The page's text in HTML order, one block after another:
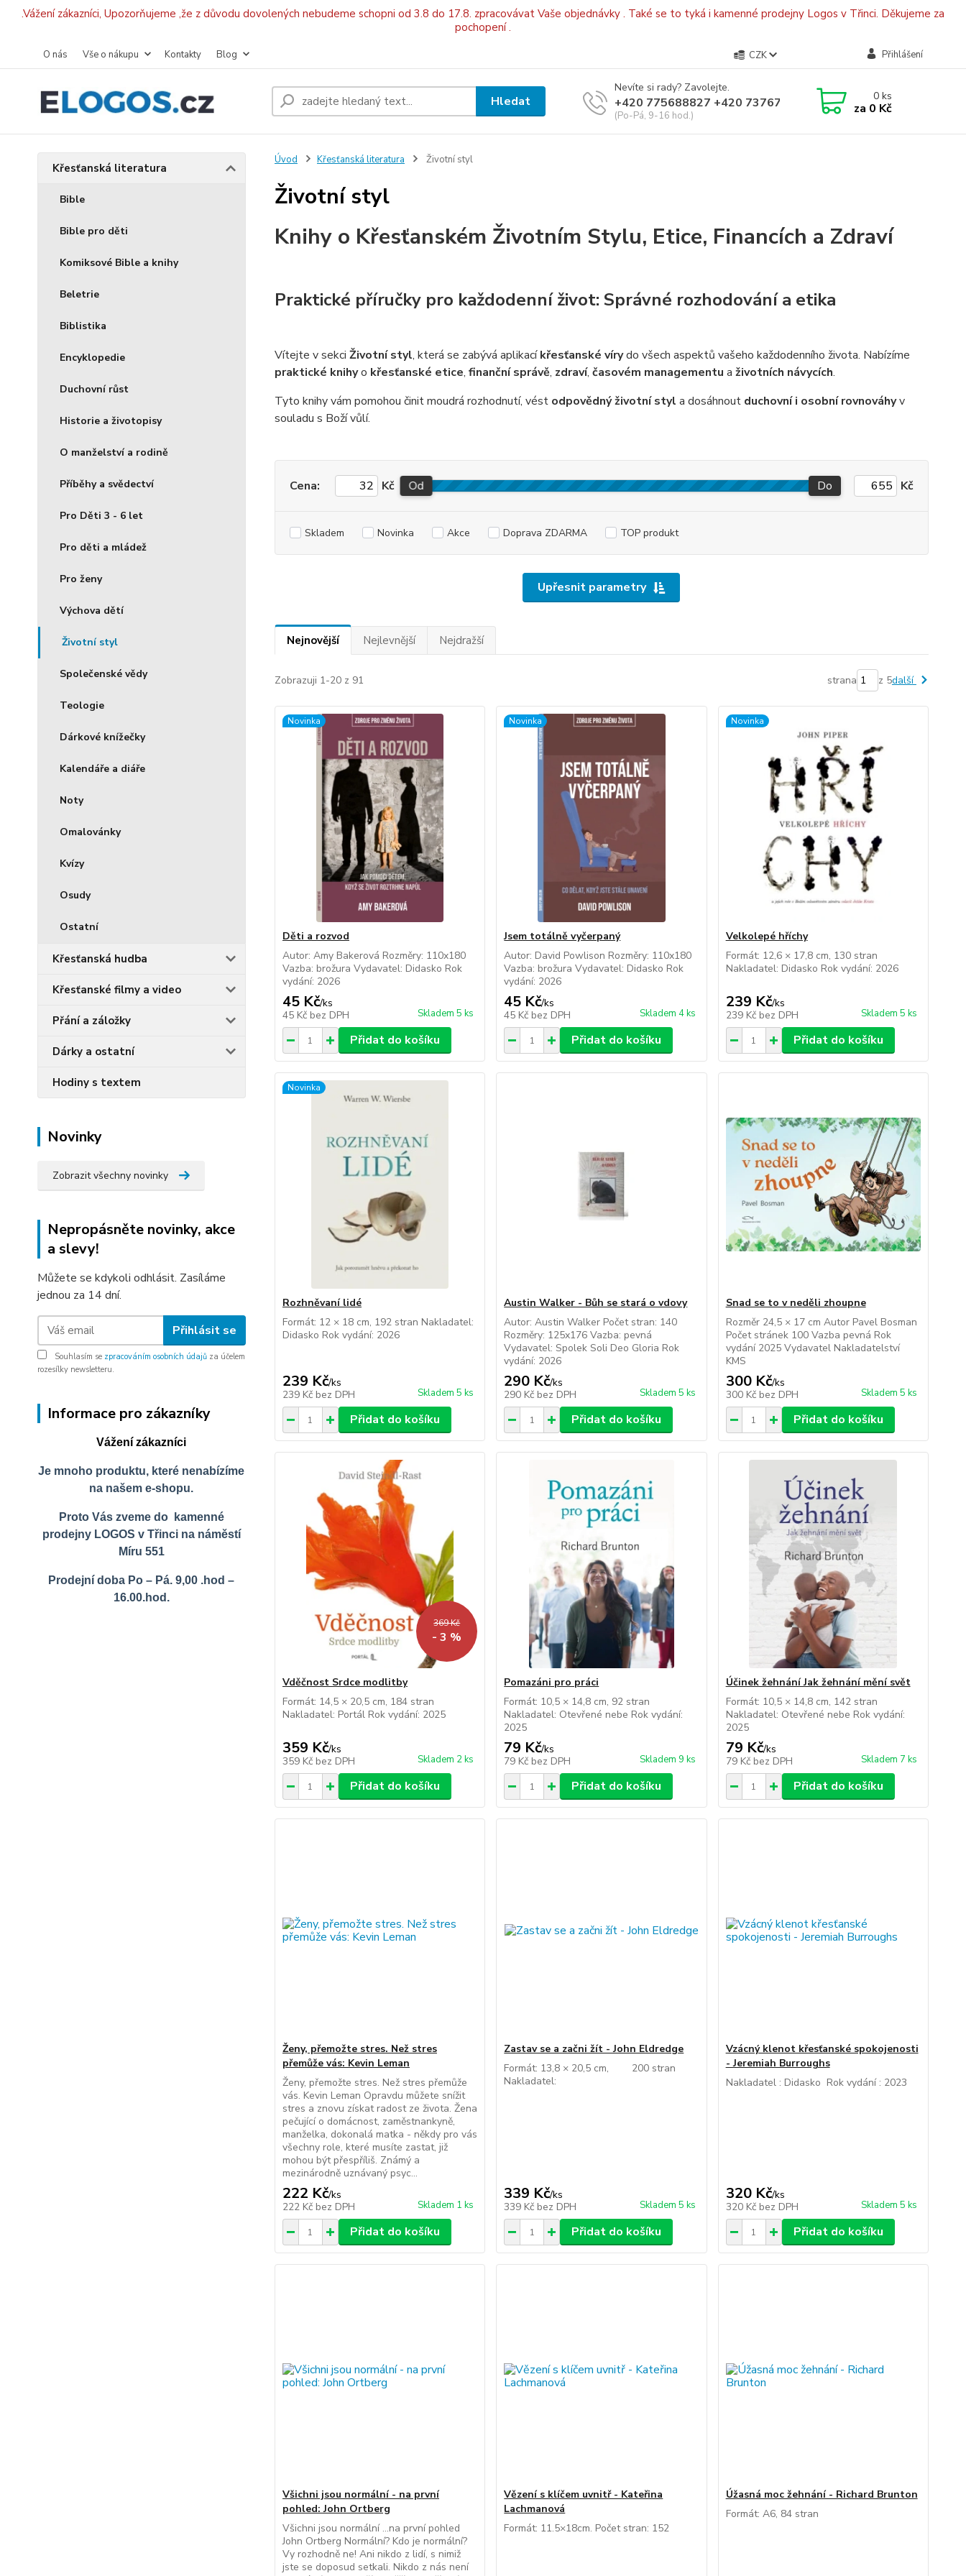
.Vážení zákazníci, Upozorňujeme ,že z důvodu dovolených nebudeme schopni od 3.8 do 17.8. zpracovávat Vaše objednávky . Také se to tyká i kamenné prodejny Logos v Třinci. Děkujeme za
pochopení .
O nás Vše o nákupu Kontakty Blog CZK Přihlášení
Hledat
Nevíte si rady? Zavolejte.
+420 775688827 +420 737670415
(Po-Pá, 9-16 hod.)
0ks
za 0 Kč
Křesťanská literatura
Bible
Bible pro děti
Komiksové Bible a knihy
Beletrie
Biblistika
Encyklopedie
Duchovní růst
Historie a životopisy
O manželství a rodině
Příběhy a svědectví
Pro Děti 3 - 6 let
Pro děti a mládež
Pro ženy
Výchova dětí
Životní styl
Společenské vědy
Teologie
Dárkové knížečky
Kalendáře a diáře
Noty
Omalovánky
Kvízy
Osudy
Ostatní
Křesťanská hudba
Křesťanské filmy a video
Přání a záložky
Dárky a ostatní
Hodiny s textem
Novinky
Zobrazit všechny novinky
Nepropásněte novinky, akce
a slevy!
Můžete se kdykoli odhlásit. Zasíláme
jednou za 14 dní.
Přihlásit se
Souhlasím se zpracováním osobních údajů za účelem
rozesílky newsletteru.
Informace pro zákazníky
Vážení zákazníci
Je mnoho produktu, které nenabízíme
na našem e-shopu.
Proto Vás zveme do kamenné
prodejny LOGOS v Třinci na náměstí
Míru 551
Prodejní doba Po – Pá. 9,00 .hod –
16.00.hod.
Úvod Křesťanská literatura Životní styl
Životní styl
Knihy o Křesťanském Životním Stylu, Etice, Financích a Zdraví
Praktické příručky pro každodenní život: Správné rozhodování a etika
Vítejte v sekci Životní styl, která se zabývá aplikacíkřesťanské vírydo všech aspektů vašeho každodenního života. Nabízíme
praktické knihyo křesťanské etice, finanční správě, zdraví, časovém managementu a životních návycích.
Tyto knihy vám pomohou činit moudrá rozhodnutí, vést odpovědný životní styl a dosáhnout duchovní i osobní rovnováhyv
souladu s Boží vůlí.
Upřesnit parametry
Cena: Kč Od Do Kč
Skladem Novinka Akce Doprava ZDARMA TOP produkt
Nejnovější Nejlevnější Nejdražší
Zobrazuji 1-20 z 91 strana z 5další
Novinka
Děti a rozvod
Autor: Amy Bakerová Rozměry: 110x180
Vazba: brožura Vydavatel: Didasko Rok
vydání: 2026
45 Kč/ks
45 Kč bez DPH Skladem 5 ks
Přidat do košíku
Novinka
Jsem totálně vyčerpaný
Autor: David Powlison Rozměry: 110x180
Vazba: brožura Vydavatel: Didasko Rok
vydání: 2026
45 Kč/ks
45 Kč bez DPH Skladem 4 ks
Přidat do košíku
Novinka
Velkolepé hříchy
Formát: 12,6 × 17,8 cm, 130 stran
Nakladatel: Didasko Rok vydání: 2026
239 Kč/ks
239 Kč bez DPH Skladem 5 ks
Přidat do košíku
Novinka
Rozhněvaní lidé
Formát: 12 × 18 cm, 192 stran Nakladatel:
Didasko Rok vydání: 2026
239 Kč/ks
239 Kč bez DPH Skladem 5 ks
Přidat do košíku
Austin Walker - Bůh se stará o vdovy
Autor: Austin Walker Počet stran: 140
Rozměry: 125x176 Vazba: pevná
Vydavatel: Spolek Soli Deo Gloria Rok
vydání: 2026
290 Kč/ks
290 Kč bez DPH Skladem 5 ks
Přidat do košíku
Snad se to v neděli zhoupne
Rozměr 24,5 × 17 cm Autor Pavel Bosman
Počet stránek 100 Vazba pevná Rok
vydání 2025 Vydavatel Nakladatelství
KMS
300 Kč/ks
300 Kč bez DPH Skladem 5 ks
Přidat do košíku
369 Kč
- 3 %
Vděčnost Srdce modlitby
Formát: 14,5 × 20,5 cm, 184 stran
Nakladatel: Portál Rok vydání: 2025
359 Kč/ks
359 Kč bez DPH Skladem 2 ks
Přidat do košíku
Pomazáni pro práci
Formát: 10,5 × 14,8 cm, 92 stran
Nakladatel: Otevřené nebe Rok vydání:
2025
79 Kč/ks
79 Kč bez DPH Skladem 9 ks
Přidat do košíku
Účinek žehnání Jak žehnání mění svět
Formát: 10,5 × 14,8 cm, 142 stran
Nakladatel: Otevřené nebe Rok vydání:
2025
79 Kč/ks
79 Kč bez DPH Skladem 7 ks
Přidat do košíku
Ženy, přemožte stres. Než stres
přemůže vás: Kevin Leman
Ženy, přemožte stres. Než stres přemůže
vás. Kevin Leman Opravdu můžete snížit
stres a znovu získat radost ze života. Žena
pečující o domácnost, zaměstnankyně,
manželka, dokonalá matka - někdy pro vás
všechny role, které musíte zastat, již
mohou být přespříliš. Známý a
mezinárodně uznávaný psyc...
222 Kč/ks
222 Kč bez DPH Skladem 1 ks
Přidat do košíku
Zastav se a začni žít - John Eldredge
Formát: 13,8 × 20,5 cm, 200 stran
Nakladatel:
339 Kč/ks
339 Kč bez DPH Skladem 5 ks
Přidat do košíku
Vzácný klenot křesťanské spokojenosti
- Jeremiah Burroughs
Nakladatel : Didasko Rok vydání : 2023
320 Kč/ks
320 Kč bez DPH Skladem 5 ks
Přidat do košíku
Všichni jsou normální - na první
pohled: John Ortberg
Všichni jsou normální ...na první pohled
John Ortberg Normální? Kdo je normální?
Vy rozhodně ne! Ani nikdo z lidí, s nimiž
jste se doposud setkali. Nikdo z nás není
Vězení s klíčem uvnitř - Kateřina
Lachmanová
Formát: 11.5×18cm. Počet stran: 152
Úžasná moc žehnání - Richard Brunton
Formát: A6, 84 stran